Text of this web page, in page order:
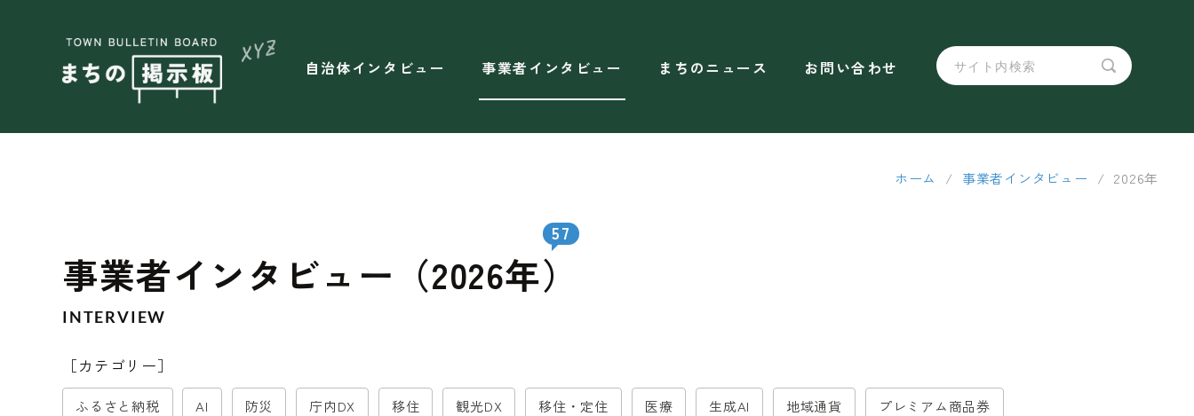
自治体インタビュー 事業者インタビュー まちのニュース お問い合わせ
ホーム / 事業者インタビュー / 2026年
事業者インタビュー（2026年）
INTERVIEW
57
［カテゴリー］
ふるさと納税 AI 防災 庁内DX 移住 観光DX 移住・定住 医療 生成AI 地域通貨 プレミアム商品券